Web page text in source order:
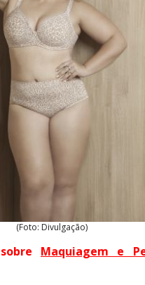
(Foto: Divulgação)
Maquiagem e